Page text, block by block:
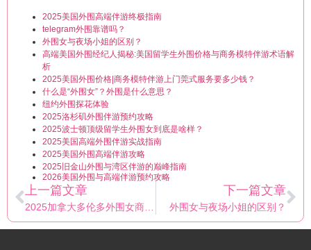
2025美国外围高端伴游终极指南
telegram外围靠谱吗？
外围女与夜场小姐的区别？
高端美国外围经纪人揭秘:美国留学生外围价格与商务模特伴游术语解
析
2025美国外围价格|商务模特伴游上门莞式服务要多少钱？
什么是“外围女”？外围是什么意思？
纽约外围探花体验
2025洛杉矶外围伴游预约攻略
2025波士顿顶级留学生外围女到底是啥样？
2025美国高端外围伴游实战指南
2025美国外围高端伴游攻略
2025旧金山外围与湾区伴游的巅峰指南
2026美国外围与高端伴游预约攻略
上一篇文章
2025加拿大多伦多外围女商务伴游招聘，暴富不是梦
下一篇文章
外围女与夜场小姐的区别？